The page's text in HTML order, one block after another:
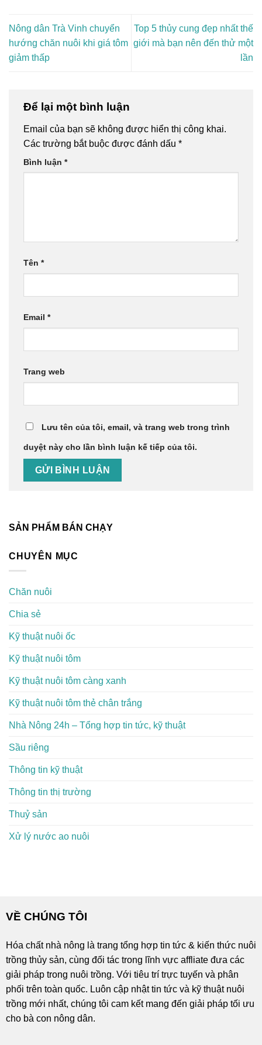
Nông dân Trà Vinh chuyển
hướng chăn nuôi khi giá tôm
giảm thấp
Top 5 thủy cung đẹp nhất thế
giới mà bạn nên đến thử một
lần
Để lại một bình luận
Email của bạn sẽ không được hiển thị công khai.
Các trường bắt buộc được đánh dấu *
Bình luận *
Tên *
Email *
Trang web
Lưu tên của tôi, email, và trang web trong trình
duyệt này cho lần bình luận kế tiếp của tôi.
SẢN PHẨM BÁN CHẠY
CHUYÊN MỤC
Chăn nuôi
Chia sẻ
Kỹ thuật nuôi ốc
Kỹ thuật nuôi tôm
Kỹ thuật nuôi tôm càng xanh
Kỹ thuật nuôi tôm thẻ chân trắng
Nhà Nông 24h – Tổng hợp tin tức, kỹ thuật
Sầu riêng
Thông tin kỹ thuật
Thông tin thị trường
Thuỷ sản
Xử lý nước ao nuôi
VỀ CHÚNG TÔI
Hóa chất nhà nông là trang tổng hợp tin tức & kiến thức nuôi
trồng thủy sản, cùng đối tác trong lĩnh vực affliate đưa các
giải pháp trong nuôi trồng. Với tiêu trí trực tuyến và phân
phối trên toàn quốc. Luôn cập nhật tin tức và kỹ thuật nuôi
trồng mới nhất, chúng tôi cam kết mang đến giải pháp tối ưu
cho bà con nông dân.